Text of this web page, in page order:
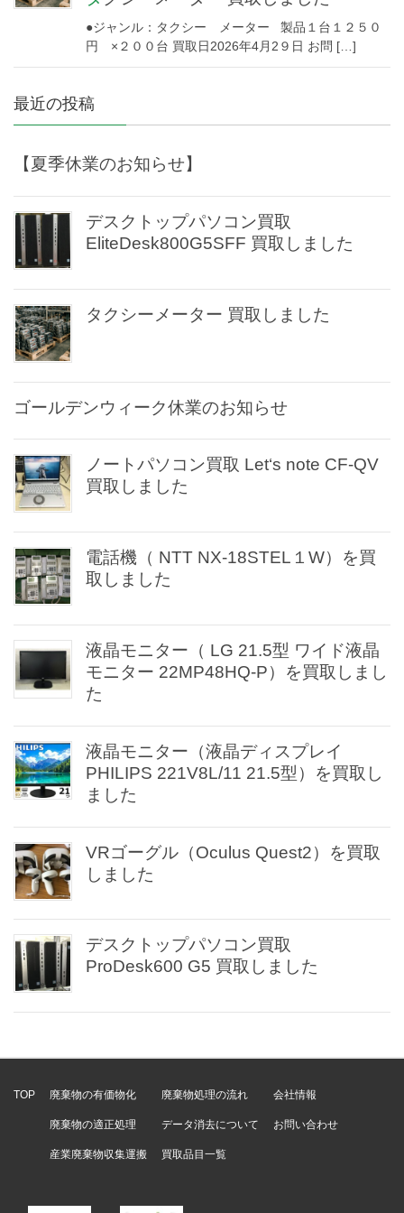
●ジャンル：タクシー メーター 製品１台１２５０
円 ×２００台 買取日2026年4月2９日 お問 […]
最近の投稿
【夏季休業のお知らせ】
デスクトップパソコン買取
EliteDesk800G5SFF 買取しました
タクシーメーター 買取しました
ゴールデンウィーク休業のお知らせ
ノートパソコン買取 Let‘s note CF-QV
買取しました
電話機（ NTT NX-18STEL１W）を買
取しました
液晶モニター（ LG 21.5型 ワイド液晶
モニター 22MP48HQ-P）を買取しまし
た
液晶モニター（液晶ディスプレイ
PHILIPS 221V8L/11 21.5型）を買取し
ました
VRゴーグル（Oculus Quest2）を買取
しました
デスクトップパソコン買取
ProDesk600 G5 買取しました
TOP 廃棄物の有価物化
廃棄物の適正処理
産業廃棄物収集運搬
廃棄物処理の流れ
データ消去について
買取品目一覧
会社情報
お問い合わせ